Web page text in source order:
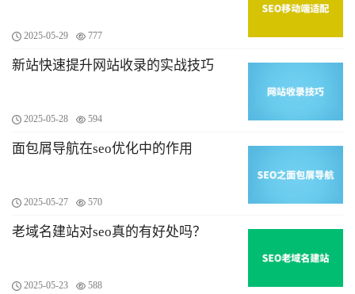
2025-05-29 777
新站快速提升网站收录的实战技巧
2025-05-28 594
面包屑导航在seo优化中的作用
2025-05-27 570
老域名建站对seo真的有好处吗？
2025-05-23 588